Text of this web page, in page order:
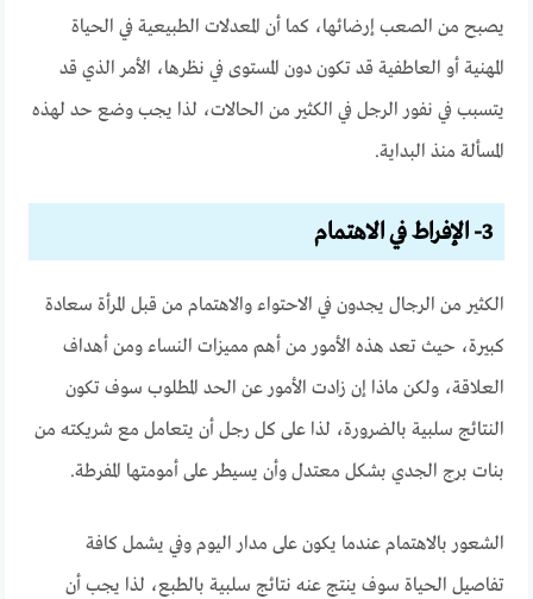
يصبح من الصعب إرضائها، كما أن المعدلات الطبيعية في الحياة
المهنية أو العاطفية قد تكون دون المستوى في نظرها، الأمر الذي قد
يتسبب في نفور الرجل في الكثير من الحالات، لذا يجب وضع حد لهذه
المسألة منذ البداية.
3- الإفراط في الاهتمام
الكثير من الرجال يجدون في الاحتواء والاهتمام من قبل المرأة سعادة
كبيرة، حيث تعد هذه الأمور من أهم مميزات النساء ومن أهداف
العلاقة، ولكن ماذا إن زادت الأمور عن الحد المطلوب سوف تكون
النتائج سلبية بالضرورة، لذا على كل رجل أن يتعامل مع شريكته من
بنات برج الجدي بشكل معتدل وأن يسيطر على أمومتها المفرطة.
الشعور بالاهتمام عندما يكون على مدار اليوم وفي يشمل كافة
تفاصيل الحياة سوف ينتج عنه نتائج سلبية بالطبع، لذا يجب أن